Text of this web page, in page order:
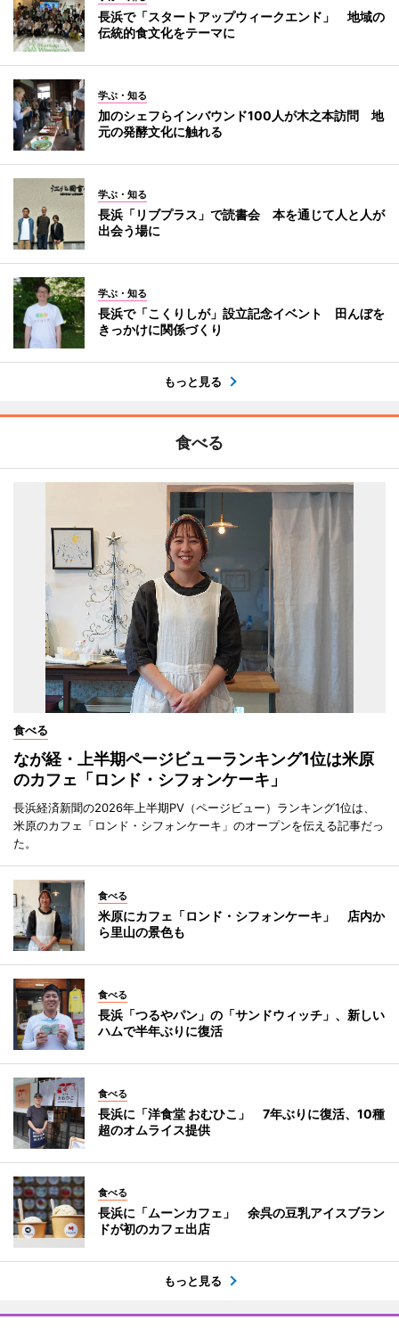
長浜で「スタートアップウィークエンド」 地域の
伝統的食文化をテーマに
学ぶ・知る
加のシェフらインバウンド100人が木之本訪問 地
元の発酵文化に触れる
学ぶ・知る
長浜「リブプラス」で読書会 本を通じて人と人が
出会う場に
学ぶ・知る
長浜で「こくりしが」設立記念イベント 田んぼを
きっかけに関係づくり
もっと見る
食べる
食べる
なが経・上半期ページビューランキング1位は米原
のカフェ「ロンド・シフォンケーキ」
長浜経済新聞の2026年上半期PV（ページビュー）ランキング1位は、
米原のカフェ「ロンド・シフォンケーキ」のオープンを伝える記事だっ
た。
食べる
米原にカフェ「ロンド・シフォンケーキ」 店内か
ら里山の景色も
食べる
長浜「つるやパン」の「サンドウィッチ」、新しい
ハムで半年ぶりに復活
食べる
長浜に「洋食堂 おむひこ」 7年ぶりに復活、10種
超のオムライス提供
食べる
長浜に「ムーンカフェ」 余呉の豆乳アイスブラン
ドが初のカフェ出店
もっと見る